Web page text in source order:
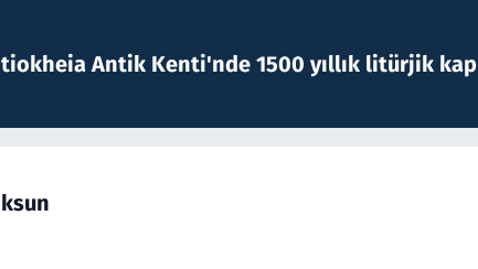
Antik Kenti'nde 1500 yıllık litürjik kap